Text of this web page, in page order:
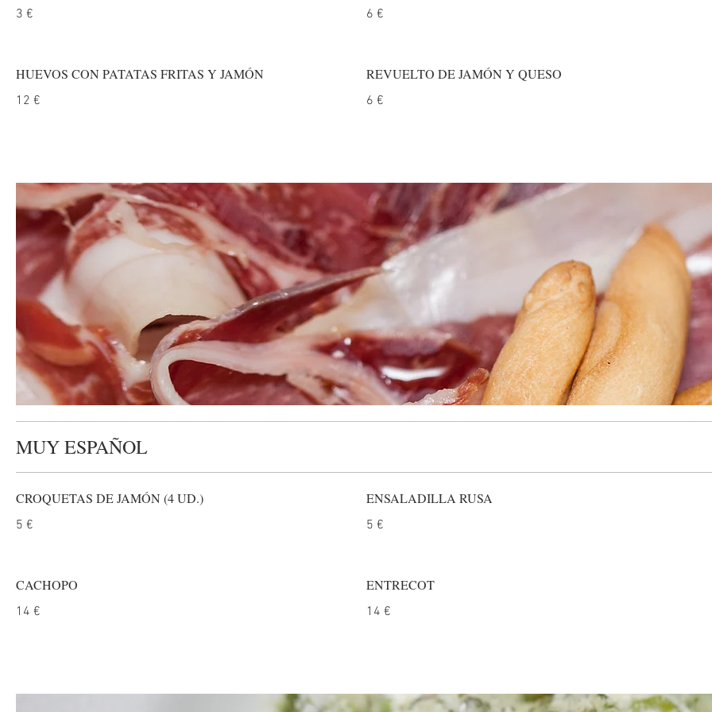
3 € 6 €
HUEVOS CON PATATAS FRITAS Y JAMÓN
12 €
REVUELTO DE JAMÓN Y QUESO
6 €
MUY ESPAÑOL
CROQUETAS DE JAMÓN (4 UD.)
5 €
ENSALADILLA RUSA
5 €
CACHOPO
14 €
ENTRECOT
14 €